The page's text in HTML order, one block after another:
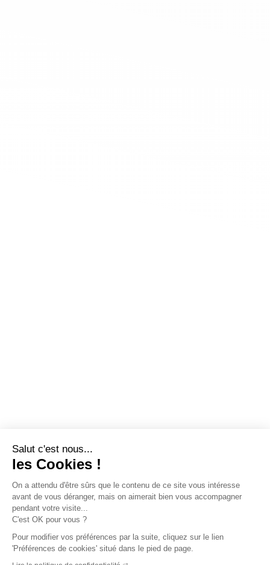
Salut c'est nous...
les Cookies !
On a attendu d'être sûrs que le contenu de ce site vous intéresse
avant de vous déranger, mais on aimerait bien vous accompagner
pendant votre visite...
C'est OK pour vous ?
Pour modifier vos préférences par la suite, cliquez sur le lien
'Préférences de cookies' situé dans le pied de page.